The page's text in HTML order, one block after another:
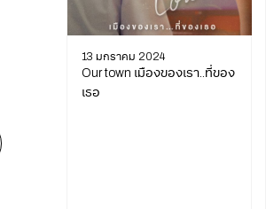
13 มกราคม 2024
Our town เมืองของเรา..ที่ของ
เธอ